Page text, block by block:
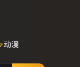
动漫